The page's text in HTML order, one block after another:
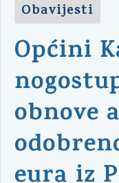
Obavijesti
Općini
obnove